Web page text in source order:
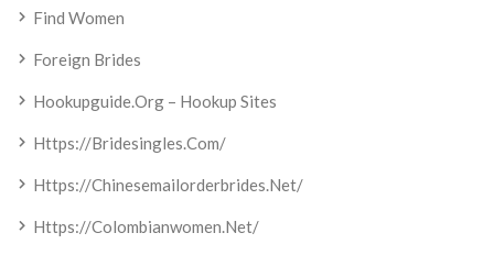
Find Women
Foreign Brides
Hookupguide.org – Hookup Sites
Https://bridesingles.com/
Https://chinesemailorderbrides.net/
Https://colombianwomen.net/